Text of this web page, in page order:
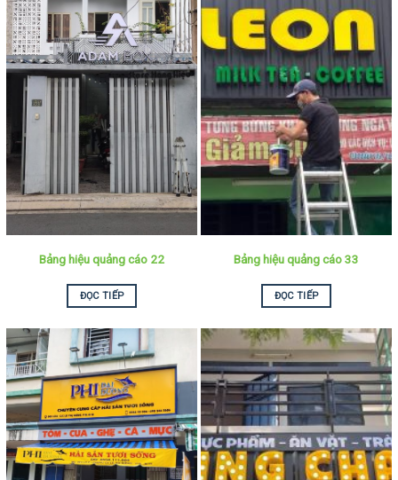
Bảng hiệu quảng cáo 22
ĐỌC TIẾP
Bảng hiệu quảng cáo 33
ĐỌC TIẾP